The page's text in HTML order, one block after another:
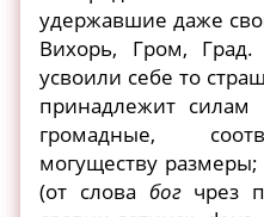
удержавшие даже
Вихорь, Гром,
усвоили себе то
принадлежит
громадные,
могуществу
(от слова богчрез